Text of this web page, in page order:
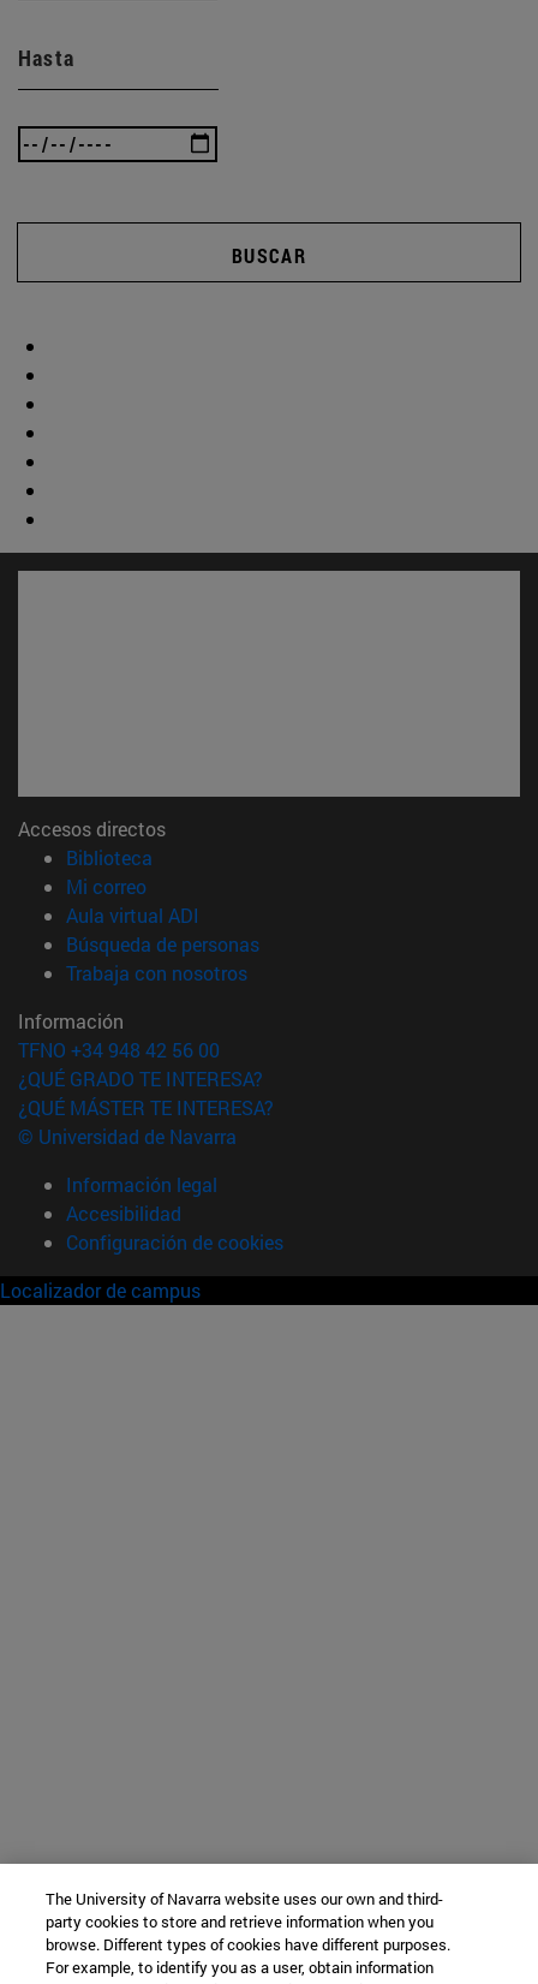
Hasta
BUSCAR
Accesos directos
Biblioteca
Mi correo(abre en nueva ventana)
Aula virtual ADI
Búsqueda de personas(abre en nueva ventana)
Trabaja con nosotros(abre en nueva ventana)
Información
TFNO +34 948 42 56 00
¿QUÉ GRADO TE INTERESA?
¿QUÉ MÁSTER TE INTERESA?
© Universidad de Navarra
Información legal
Accesibilidad
Configuración de cookies
Localizador de campus
The University of Navarra website uses our own and third-
party cookies to store and retrieve information when you
browse. Different types of cookies have different purposes.
For example, to identify you as a user, obtain information